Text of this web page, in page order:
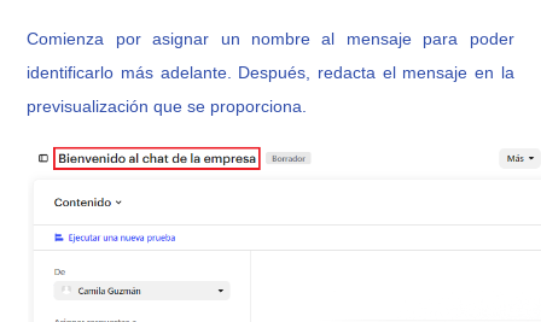
Comienza por asignar un nombre al mensaje para poder
identificarlo más adelante. Después, redacta el mensaje en la
previsualización que se proporciona.